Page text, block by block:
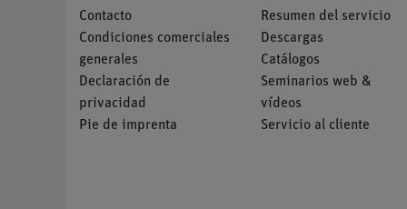
Contacto
Condiciones comerciales
generales
Declaración de
privacidad
Pie de imprenta
Resumen del servicio
Descargas
Catálogos
Seminarios web &
vídeos
Servicio al cliente